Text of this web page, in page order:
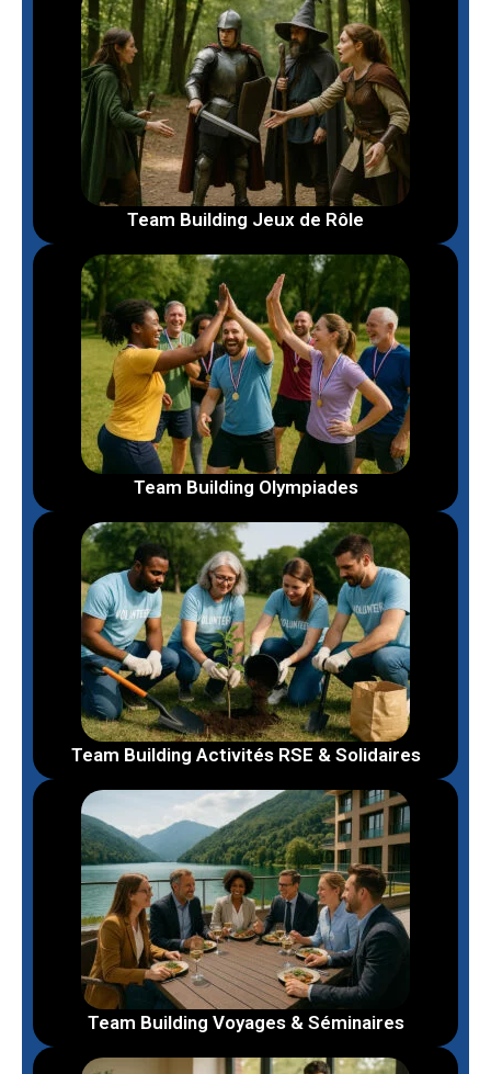
Team Building Jeux de Rôle
Team Building Olympiades
Team Building Activités RSE & Solidaires
Team Building Voyages & Séminaires